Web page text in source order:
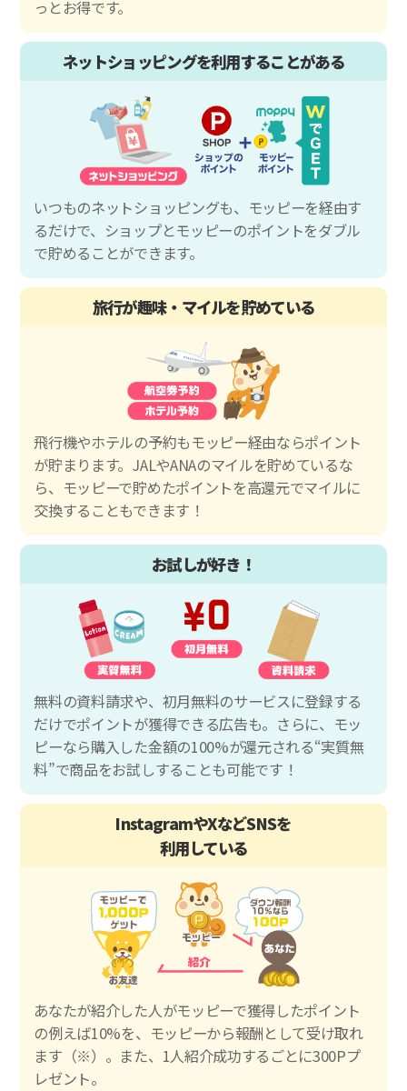
っとお得です。
ネットショッピングを利用することがある
いつものネットショッピングも、モッピーを経由す
るだけで、ショップとモッピーのポイントをダブル
で貯めることができます。
旅行が趣味・マイルを貯めている
飛行機やホテルの予約もモッピー経由ならポイント
が貯まります。JALやANAのマイルを貯めているな
ら、モッピーで貯めたポイントを高還元でマイルに
交換することもできます！
お試しが好き！
無料の資料請求や、初月無料のサービスに登録する
だけでポイントが獲得できる広告も。さらに、モッ
ピーなら購入した金額の100%が還元される“実質無
料”で商品をお試しすることも可能です！
InstagramやXなどSNSを
利用している
あなたが紹介した人がモッピーで獲得したポイント
の例えば10%を、モッピーから報酬として受け取れ
ます（※）。また、1人紹介成功するごとに300Pプ
レゼント。